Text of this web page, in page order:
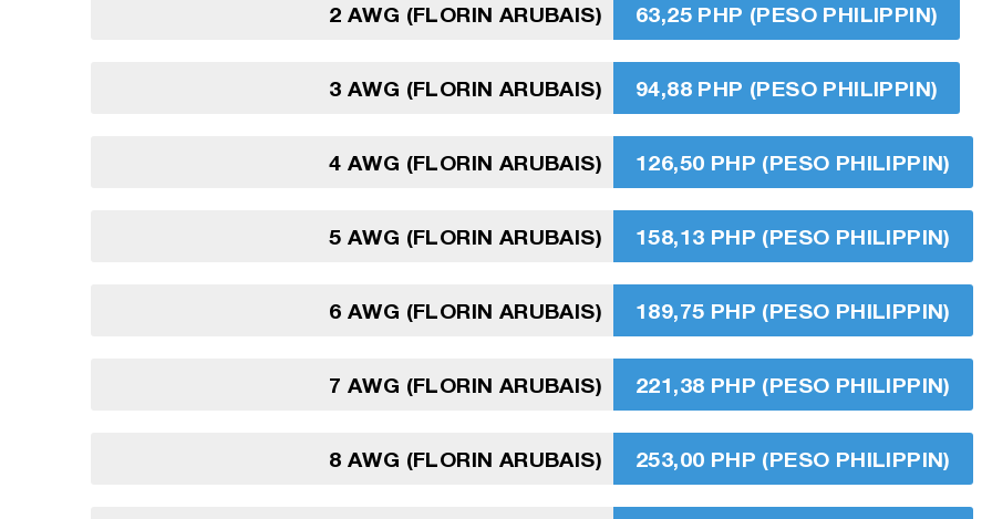
2 AWG (FLORIN ARUBAIS) 63,25 PHP (PESO PHILIPPIN)
3 AWG (FLORIN ARUBAIS) 94,88 PHP (PESO PHILIPPIN)
4 AWG (FLORIN ARUBAIS) 126,50 PHP (PESO PHILIPPIN)
5 AWG (FLORIN ARUBAIS) 158,13 PHP (PESO PHILIPPIN)
6 AWG (FLORIN ARUBAIS) 189,75 PHP (PESO PHILIPPIN)
7 AWG (FLORIN ARUBAIS) 221,38 PHP (PESO PHILIPPIN)
8 AWG (FLORIN ARUBAIS) 253,00 PHP (PESO PHILIPPIN)